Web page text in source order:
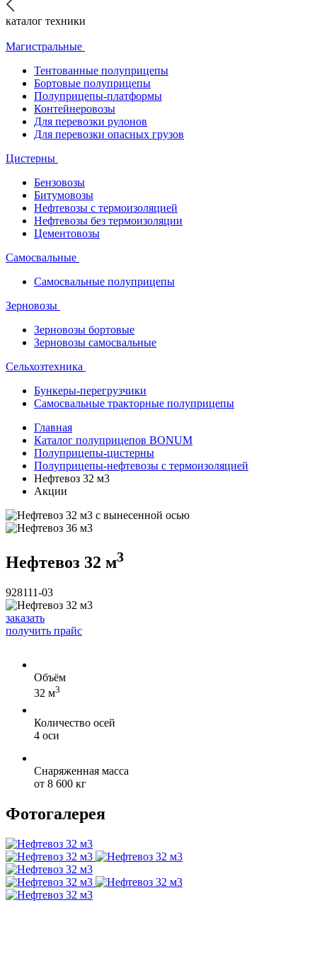
каталог техники
Магистральные
Тентованные полуприцепы
Бортовые полуприцепы
Полуприцепы-платформы
Контейнеровозы
Для перевозки рулонов
Для перевозки опасных грузов
Цистерны
Бензовозы
Битумовозы
Нефтевозы с термоизоляцией
Нефтевозы без термоизоляции
Цементовозы
Самосвальные
Самосвальные полуприцепы
Зерновозы
Зерновозы бортовые
Зерновозы самосвальные
Сельхозтехника
Бункеры-перегрузчики
Самосвальные тракторные полуприцепы
Главная
Каталог полуприцепов BONUM
Полуприцепы-цистерны
Полуприцепы-нефтевозы с термоизоляцией
Нефтевоз 32 м3
Акции
Нефтевоз 32 м3
928111-03
заказать
получить прайс
Объём
32 м3
Количество осей
4 оси
Снаряженная масса
от 8 600 кг
Фотогалерея